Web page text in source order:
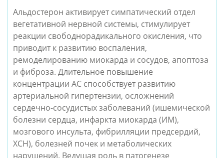
Альдостерон активирует симпатический отдел
вегетативной нервной системы, стимулирует
реакции свободнорадикального окисления, что
приводит к развитию воспаления,
ремоделированию миокарда и сосудов, апоптоза
и фиброза. Длительное повышение
концентрации АС способствует развитию
артериальной гипертензии, осложнений
сердечно-сосудистых заболеваний (ишемической
болезни сердца, инфаркта миокарда (ИМ),
мозгового инсульта, фибрилляции предсердий,
ХСН), болезней почек и метаболических
нарушений. Ведущая роль в патогенезе